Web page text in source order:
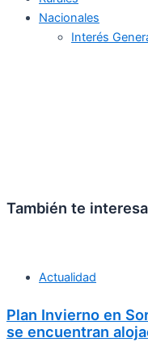
Nacionales
Interés
También te
Actualidad
Plan Invierno en
se encuentran